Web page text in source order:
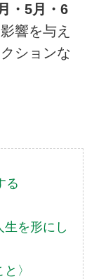
・5月・6
響を与え
ションな
る
生を形にし
〉